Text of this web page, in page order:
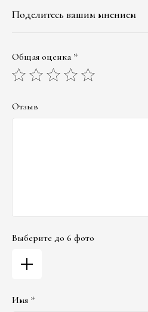
Поделитесь вашим мнением
Общая оценка *
Отзыв
Выберите до 6 фото
Имя *